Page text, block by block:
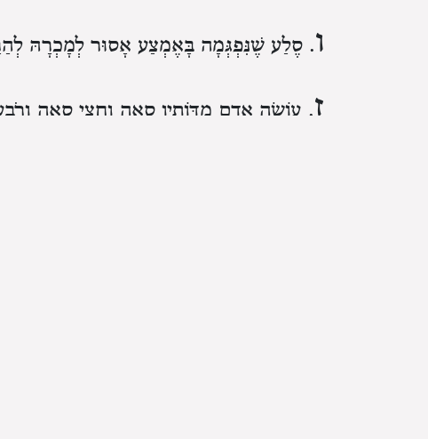
ו. סֶלַע שֶׁנִּפְגְּמָה בָּאֶמְצַע אָסוּר לְמָכְרָהּ
ז. עוֹשֶׂה אָדָם מִדּוֹתָיו סְאָה וַחֲצִי סְאָה